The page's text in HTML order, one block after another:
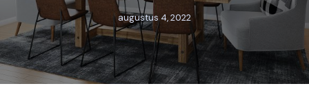
augustus 4, 2022